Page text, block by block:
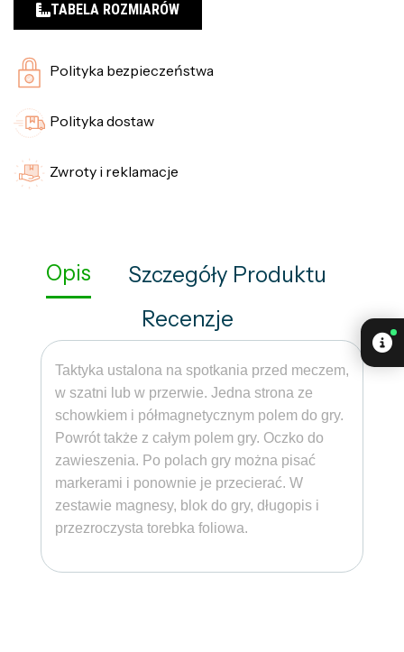
TABELA ROZMIARÓW
Polityka bezpieczeństwa
Polityka dostaw
Zwroty i reklamacje
Opis
Szczegóły Produktu
Recenzje
Taktyka ustalona na spotkania przed meczem,
w szatni lub w przerwie. Jedna strona ze
schowkiem i półmagnetycznym polem do gry.
Powrót także z całym polem gry. Oczko do
zawieszenia. Po polach gry można pisać
markerami i ponownie je przecierać. W
zestawie magnesy, blok do gry, długopis i
przezroczysta torebka foliowa.